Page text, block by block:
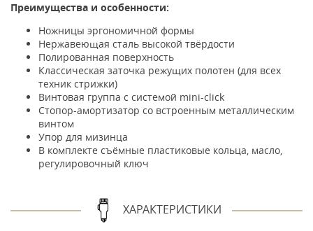
Преимущества и особенности:
Ножницы эргономичной формы
Нержавеющая сталь высокой твёрдости
Полированная поверхность
Классическая заточка режущих полотен (для всех
техник стрижки)
Винтовая группа с системой mini-click
Стопор-амортизатор со встроенным металлическим
винтом
Упор для мизинца
В комплекте съёмные пластиковые кольца, масло,
регулировочный ключ
ХАРАКТЕРИСТИКИ